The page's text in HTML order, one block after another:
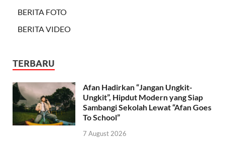
BERITA FOTO
BERITA VIDEO
TERBARU
Afan Hadirkan “Jangan Ungkit-
Ungkit”, Hipdut Modern yang Siap
Sambangi Sekolah Lewat “Afan Goes
To School”
7 August 2026